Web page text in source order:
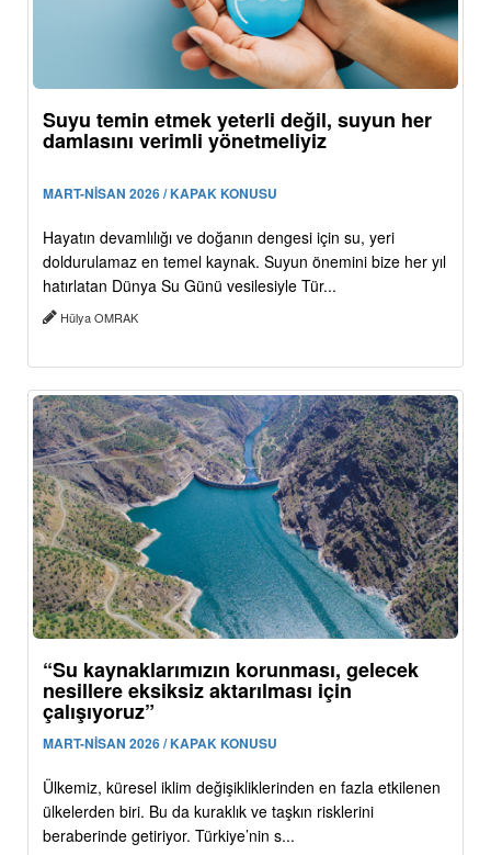
Suyu temin etmek yeterli değil, suyun her
damlasını verimli yönetmeliyiz
MART-NİSAN 2026 / KAPAK KONUSU
Hayatın devamlılığı ve doğanın dengesi için su, yeri
doldurulamaz en temel kaynak. Suyun önemini bize her yıl
hatırlatan Dünya Su Günü vesilesiyle Tür...
Hülya OMRAK
“Su kaynaklarımızın korunması, gelecek
nesillere eksiksiz aktarılması için
çalışıyoruz”
MART-NİSAN 2026 / KAPAK KONUSU
Ülkemiz, küresel iklim değişikliklerinden en fazla etkilenen
ülkelerden biri. Bu da kuraklık ve taşkın risklerini
beraberinde getiriyor. Türkiye’nin s...